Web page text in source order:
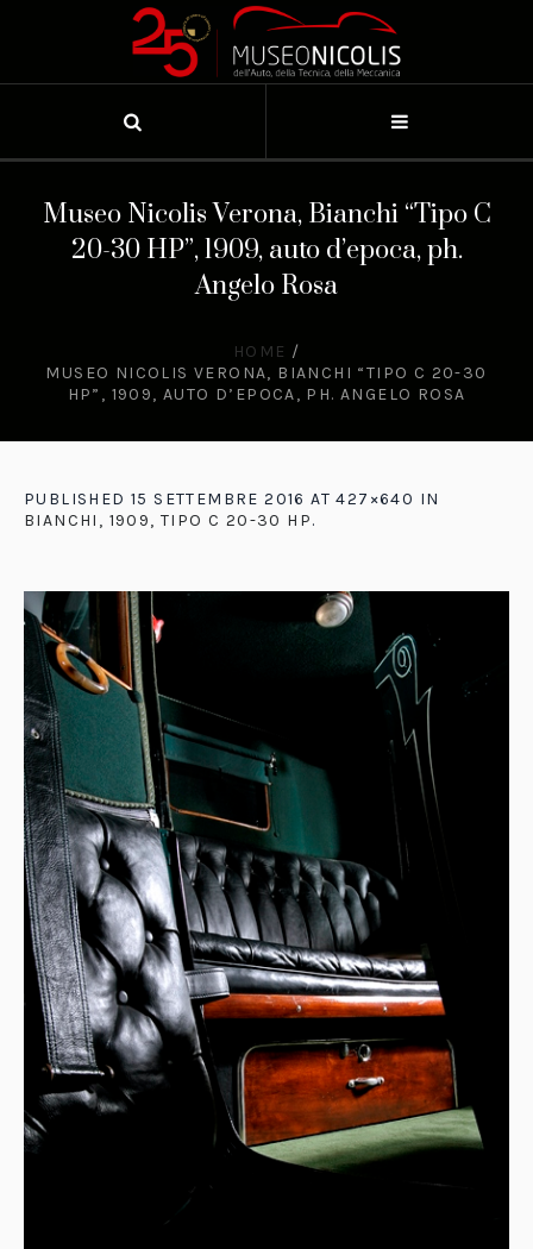
Museo Nicolis Verona, Bianchi “Tipo C
20-30 HP”, 1909, auto d’epoca, ph.
Angelo Rosa
HOME /
MUSEO NICOLIS VERONA, BIANCHI “TIPO C 20-30
HP”, 1909, AUTO D’EPOCA, PH. ANGELO ROSA
PUBLISHED 15 SETTEMBRE 2016 AT 427×640 IN
BIANCHI, 1909, TIPO C 20-30 HP.